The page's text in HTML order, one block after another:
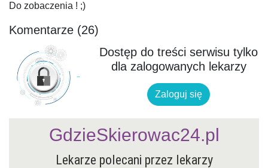
Do zobaczenia ! ;)
Komentarze (26)
Dostęp do treści serwisu tylko
dla zalogowanych lekarzy
Zaloguj się
Lekarze polecani przez lekarzy
GdzieSkierowac24.pl